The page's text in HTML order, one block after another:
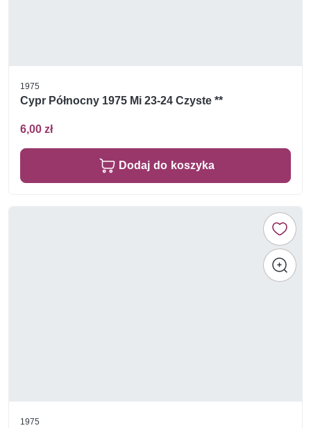
1975
Cypr Północny 1975 Mi 23-24 Czyste **
6,00 zł
Dodaj do koszyka
1975